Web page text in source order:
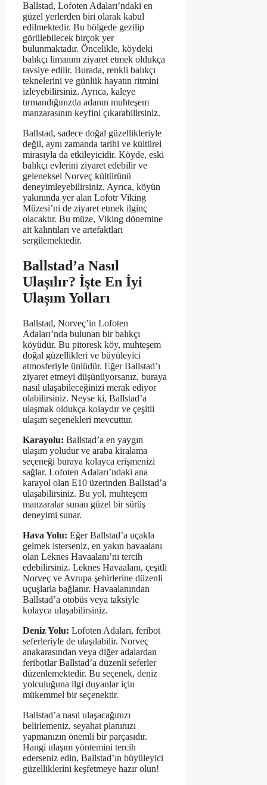
Ballstad, Lofoten Adaları’ndaki en
güzel yerlerden biri olarak kabul
edilmektedir. Bu bölgede gezilip
görülebilecek birçok yer
bulunmaktadır. Öncelikle, köydeki
balıkçı limanını ziyaret etmek oldukça
tavsiye edilir. Burada, renkli balıkçı
teknelerini ve günlük hayatın ritmini
izleyebilirsiniz. Ayrıca, kaleye
tırmandığınızda adanın muhteşem
manzarasının keyfini çıkarabilirsiniz.
Ballstad, sadece doğal güzellikleriyle
değil, aynı zamanda tarihi ve kültürel
mirasıyla da etkileyicidir. Köyde, eski
balıkçı evlerini ziyaret edebilir ve
geleneksel Norveç kültürünü
deneyimleyebilirsiniz. Ayrıca, köyün
yakınında yer alan Lofotr Viking
Müzesi’ni de ziyaret etmek ilginç
olacaktır. Bu müze, Viking dönemine
ait kalıntıları ve artefaktları
sergilemektedir.
Ballstad’a Nasıl
Ulaşılır? İşte En İyi
Ulaşım Yolları
Ballstad, Norveç’in Lofoten
Adaları’nda bulunan bir balıkçı
köyüdür. Bu pitoresk köy, muhteşem
doğal güzellikleri ve büyüleyici
atmosferiyle ünlüdür. Eğer Ballstad’ı
ziyaret etmeyi düşünüyorsanız, buraya
nasıl ulaşabileceğinizi merak ediyor
olabilirsiniz. Neyse ki, Ballstad’a
ulaşmak oldukça kolaydır ve çeşitli
ulaşım seçenekleri mevcuttur.
Karayolu: Ballstad’a en yaygın
ulaşım yoludur ve araba kiralama
seçeneği buraya kolayca erişmenizi
sağlar. Lofoten Adaları’ndaki ana
karayol olan E10 üzerinden Ballstad’a
ulaşabilirsiniz. Bu yol, muhteşem
manzaralar sunan güzel bir sürüş
deneyimi sunar.
Hava Yolu: Eğer Ballstad’a uçakla
gelmek isterseniz, en yakın havaalanı
olan Leknes Havaalanı’nı tercih
edebilirsiniz. Leknes Havaalanı, çeşitli
Norveç ve Avrupa şehirlerine düzenli
uçuşlarla bağlanır. Havaalanından
Ballstad’a otobüs veya taksiyle
kolayca ulaşabilirsiniz.
Deniz Yolu: Lofoten Adaları, feribot
seferleriyle de ulaşılabilir. Norveç
anakarasından veya diğer adalardan
feribotlar Ballstad’a düzenli seferler
düzenlemektedir. Bu seçenek, deniz
yolculuğuna ilgi duyanlar için
mükemmel bir seçenektir.
Ballstad’a nasıl ulaşacağınızı
belirlemeniz, seyahat planınızı
yapmanızın önemli bir parçasıdır.
Hangi ulaşım yöntemini tercih
ederseniz edin, Ballstad’ın büyüleyici
güzelliklerini keşfetmeye hazır olun!